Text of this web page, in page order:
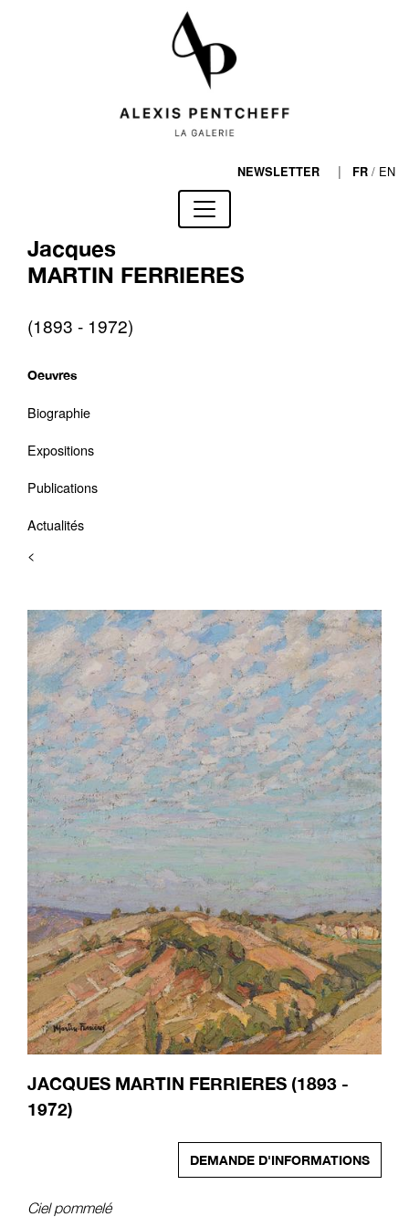
NEWSLETTER | FR / EN
Jacques
MARTIN FERRIERES
(1893 - 1972)
Oeuvres
Biographie
Expositions
Publications
Actualités
<
JACQUES MARTIN FERRIERES (1893 -
1972)
DEMANDE D'INFORMATIONS
Ciel pommelé